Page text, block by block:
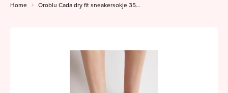
Home Oroblu Cada dry fit sneakersokje 35-48